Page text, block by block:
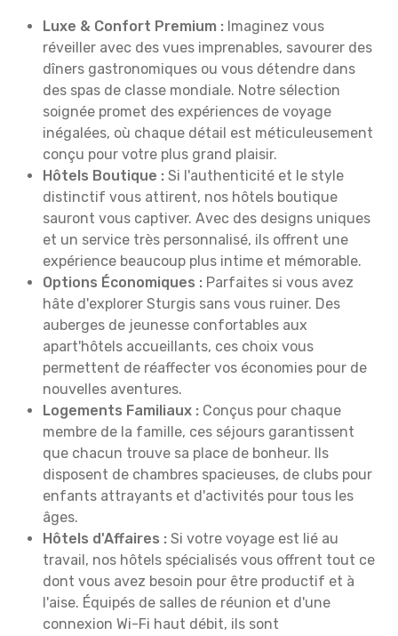
Luxe & Confort Premium : Imaginez vous
réveiller avec des vues imprenables, savourer des
dîners gastronomiques ou vous détendre dans
des spas de classe mondiale. Notre sélection
soignée promet des expériences de voyage
inégalées, où chaque détail est méticuleusement
conçu pour votre plus grand plaisir.
Hôtels Boutique : Si l'authenticité et le style
distinctif vous attirent, nos hôtels boutique
sauront vous captiver. Avec des designs uniques
et un service très personnalisé, ils offrent une
expérience beaucoup plus intime et mémorable.
Options Économiques : Parfaites si vous avez
hâte d'explorer Sturgis sans vous ruiner. Des
auberges de jeunesse confortables aux
apart'hôtels accueillants, ces choix vous
permettent de réaffecter vos économies pour de
nouvelles aventures.
Logements Familiaux : Conçus pour chaque
membre de la famille, ces séjours garantissent
que chacun trouve sa place de bonheur. Ils
disposent de chambres spacieuses, de clubs pour
enfants attrayants et d'activités pour tous les
âges.
Hôtels d'Affaires : Si votre voyage est lié au
travail, nos hôtels spécialisés vous offrent tout ce
dont vous avez besoin pour être productif et à
l'aise. Équipés de salles de réunion et d'une
connexion Wi-Fi haut débit, ils sont